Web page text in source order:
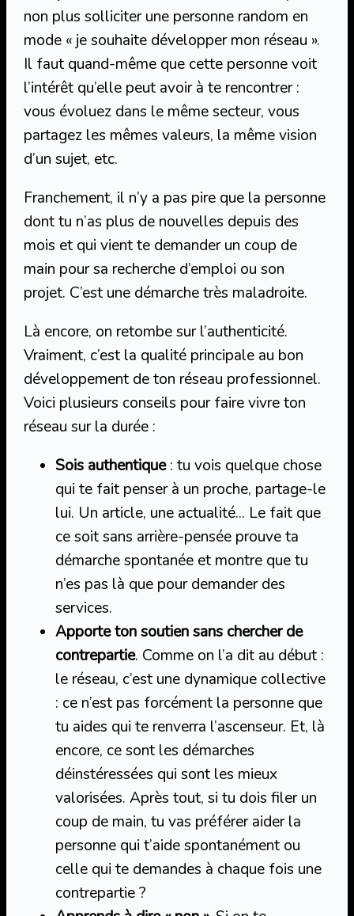
non plus solliciter une personne random en
mode « je souhaite développer mon réseau ».
Il faut quand-même que cette personne voit
l’intérêt qu’elle peut avoir à te rencontrer :
vous évoluez dans le même secteur, vous
partagez les mêmes valeurs, la même vision
d’un sujet, etc.
Franchement, il n’y a pas pire que la personne
dont tu n’as plus de nouvelles depuis des
mois et qui vient te demander un coup de
main pour sa recherche d’emploi ou son
projet. C’est une démarche très maladroite.
Là encore, on retombe sur l’authenticité.
Vraiment, c’est la qualité principale au bon
développement de ton réseau professionnel.
Voici plusieurs conseils pour faire vivre ton
réseau sur la durée :
Sois authentique: tu vois quelque chose
qui te fait penser à un proche, partage-le
lui. Un article, une actualité… Le fait que
ce soit sans arrière-pensée prouve ta
démarche spontanée et montre que tu
n’es pas là que pour demander des
services.
Apporte ton soutien sans chercher de
contrepartie. Comme on l’a dit au début :
le réseau, c’est une dynamique collective
: ce n’est pas forcément la personne que
tu aides qui te renverra l’ascenseur. Et, là
encore, ce sont les démarches
déinstéressées qui sont les mieux
valorisées. Après tout, si tu dois filer un
coup de main, tu vas préférer aider la
personne qui t’aide spontanément ou
celle qui te demandes à chaque fois une
contrepartie ?